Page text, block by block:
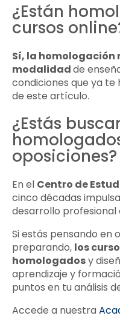
¿Están
cursos
Sí, la homologación
modalidadde
condiciones que ya
de este artículo.
¿Estás
oposiciones?
En el Centro de
cinco décadas
desarrollo profesional
Si estás pensando en
preparando, los
homologadosy
aprendizaje y
puntos en tu análisis
Accede a nuestra